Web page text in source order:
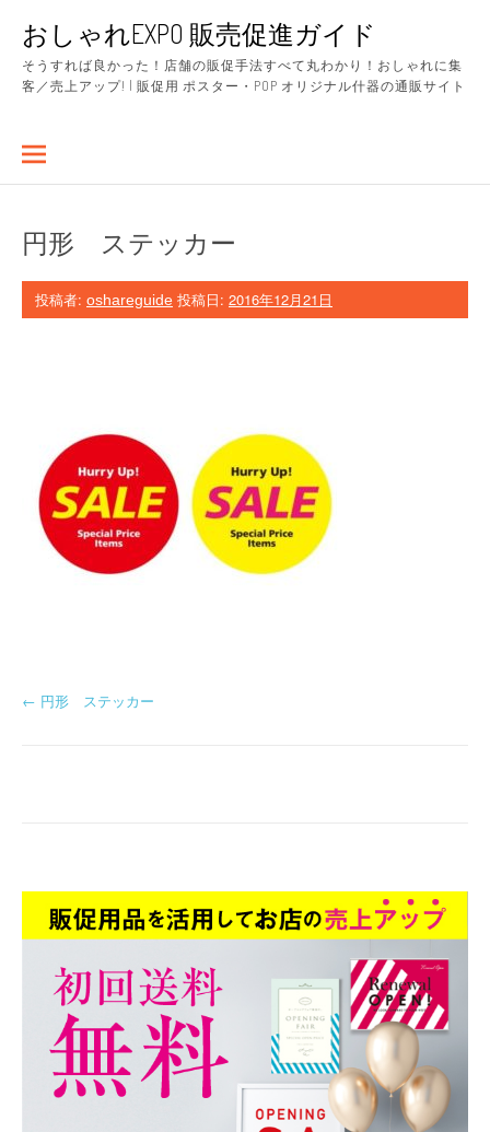
ッ
おしゃれEXPO 販売促進ガイド
そうすれば良かった！店舗の販促手法すべて丸わかり！おしゃれに集
客／売上アップ! | 販促用 ポスター・POP オリジナル什器の通販サイト
円形 ステッカー
投稿者: oshareguide 投稿日: 2016年12月21日
投
ー
シ
ョ
← 円形 ステッカー